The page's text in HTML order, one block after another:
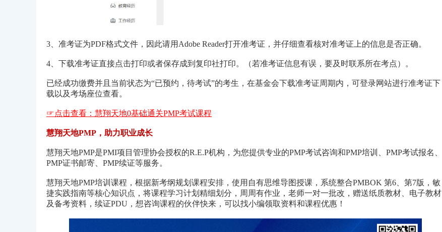
3、准考证为PDF格式文件，因此请用Adobe Reader打开准考证，并仔细查看核对准考证上的信息是否正确。
4、下载准考证直接点击打印或者保存成到复印社打印。（若准考证信息有误，要及时联系所在考点）。
已经成功缴费并且当前状态为“已预约，待考试”的考生，在基金会下载准考证周期内，可登录网站进行准考证下
载以及考场座位查看。
☞点击查看：慧翔天地0基础通关PMP考试课程
慧翔天地PMP，助力职业成长
慧翔天地PMP是PMI项目管理协会授权的R.E.P机构，为您提供专业的PMP考试咨询和PMP培训、PMP考试报名、
PMP证书邮寄、PMP续证等服务。
慧翔天地PMP培训课程，根据新考纲规划课程安排，使用自有思维导图授课，系统整合PMBOK 第6、第7版，敏
捷实践指南等核心知识点，将课程学习计划精细划分，周周有作业，老师一对一批改，赠送纸质教材、电子教材
及备考资料，续证PDU，想咨询课程的伙伴快来，可以找小编领取资料和课程优惠！